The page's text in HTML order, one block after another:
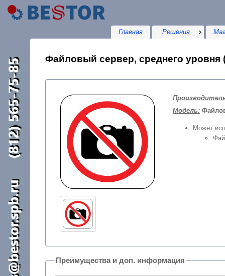
Главная Решения
Файловый сервер, среднего уровня
Модель:
Может
Преимущества и доп. информация